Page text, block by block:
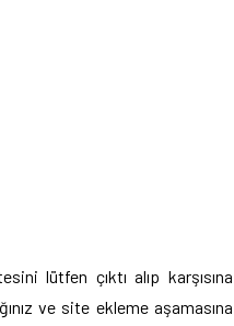
lütfen çıktı alıp karşısına
ve site ekleme aşamasına